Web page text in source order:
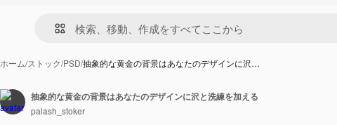
ホーム/ストック/PSD/抽象的な黄金の背景はあなたのデザインに沢…
抽象的な黄金の背景はあなたのデザインに沢と洗練を加える
palash_stoker